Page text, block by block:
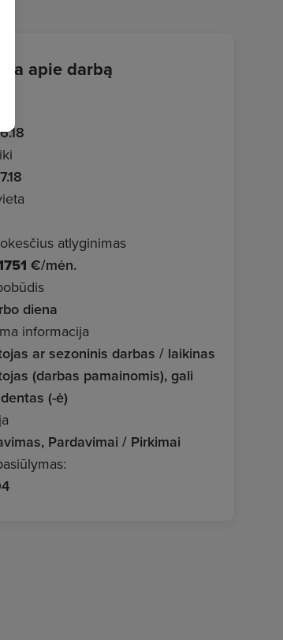
apie darbą
atlyginimas
€/mėn.
diena
informacija
ar sezoninis darbas / laikinas
(darbas pamainomis), gali
(-ė)
Pardavimai / Pirkimai